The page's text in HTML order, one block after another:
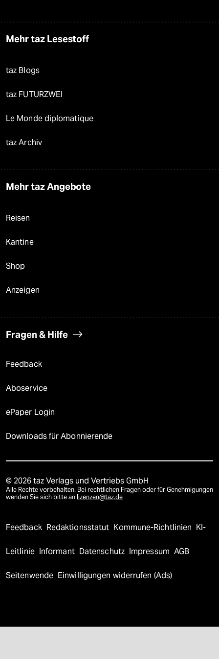
Mehr taz Lesestoff
taz Blogs
taz FUTURZWEI
Le Monde diplomatique
taz Archiv
Mehr taz Angebote
Reisen
Kantine
Shop
Anzeigen
Fragen & Hilfe
Feedback
Aboservice
ePaper Login
Downloads für Abonnierende
© 2026 taz Verlags und Vertriebs GmbH
Alle Rechte vorbehalten. Bei rechtlichen Fragen oder für Genehmigungen
wenden Sie sich bitte an lizenzen@taz.de
Feedback Redaktionsstatut Kommune-Richtlinien KI-
Leitlinie Informant Datenschutz Impressum AGB
Seitenwende Einwilligungen widerrufen (Ads)